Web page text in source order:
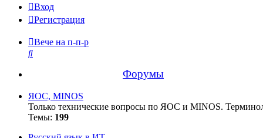
Вход
Регистрация
Вече на п-п-р
Поиск
Форумы
ЯОС, MINOS
Только технические вопросы по ЯОС и MINOS.
Темы: 199